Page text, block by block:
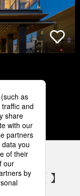
5
カウント